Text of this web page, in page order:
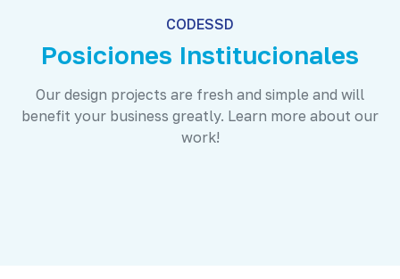
CODESSD
Posiciones Institucionales
Our design projects are fresh and simple and will
benefit your business greatly. Learn more about our
work!